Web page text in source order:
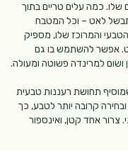
כמה עלים טריים בתוך
לאט – וכל המטבח
והמרוכז שלו, מספיק
אפשר להשתמש בו גם
ושום למרינדה פשוטה ומעולה.
תחושת רעננות טבעית
קרובה יותר לטבע, כך
צרור אחד קטן, ואינספור